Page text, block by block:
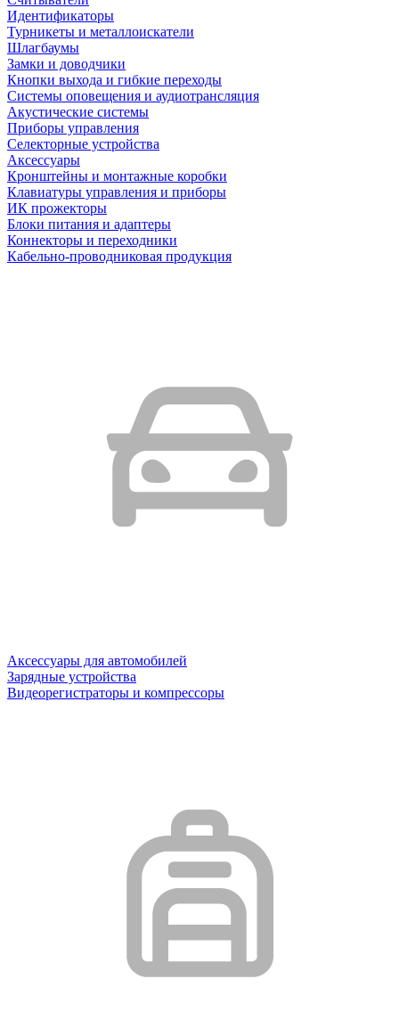
Идентификаторы
Турникеты и металлоискатели
Шлагбаумы
Замки и доводчики
Кнопки выхода и гибкие переходы
Системы оповещения и аудиотрансляция
Акустические системы
Приборы управления
Селекторные устройства
Аксессуары
Кронштейны и монтажные коробки
Клавиатуры управления и приборы
ИК прожекторы
Блоки питания и адаптеры
Коннекторы и переходники
Кабельно-проводниковая продукция
Аксессуары для автомобилей
Зарядные устройства
Видеорегистраторы и компрессоры